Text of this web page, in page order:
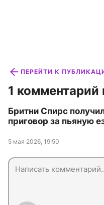
ПЕРЕЙТИ К
1 комментарий
Бритни Спирс
приговор за пьяную
5 мая 2026, 19:50